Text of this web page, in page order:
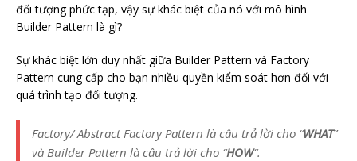
đối tượng phức tạp, vậy sự khác biệt của nó với mô hình
Builder Pattern là gì?
Sự khác biệt lớn duy nhất giữa Builder Pattern và Factory
Pattern cung cấp cho bạn nhiều quyền kiểm soát hơn đối với
quá trình tạo đối tượng.
Factory/ Abstract Factory Pattern là câu trả lời cho “WHAT”
và Builder Pattern là câu trả lời cho “HOW“.